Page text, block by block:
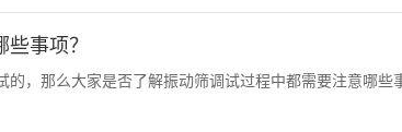
事项？
，那么大家是否了解振动筛调试过程中都需要注意哪些